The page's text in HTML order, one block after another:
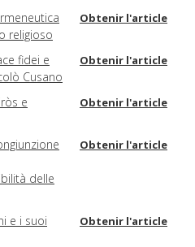
religioso
Obtenir l'article
fidei e
Cusano
Obtenir l'article
e
Obtenir l'article
delle
Obtenir l'article
e i suoi
Obtenir l'article